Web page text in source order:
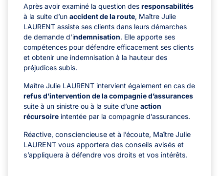
Après avoir examiné la question des responsabilités
à la suite d’un accident de la route, Maître Julie
LAURENT assiste ses clients dans leurs démarches
de demande d’indemnisation. Elle apporte ses
compétences pour défendre efficacement ses clients
et obtenir une indemnisation à la hauteur des
préjudices subis.
Maître Julie LAURENT intervient également en cas de
refus d’intervention de la compagnie d’assurances
suite à un sinistre ou à la suite d’une action
récursoire intentée par la compagnie d’assurances.
Réactive, consciencieuse et à l’écoute, Maître Julie
LAURENT vous apportera des conseils avisés et
s’appliquera à défendre vos droits et vos intérêts.